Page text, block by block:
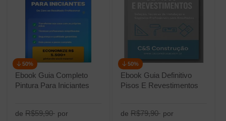
Ebook Guia Completo
Pintura Para Iniciantes
de R$59,90
50%
por
Ebook Guia Definitivo
Pisos E Revestimentos
de R$79,90
50%
por